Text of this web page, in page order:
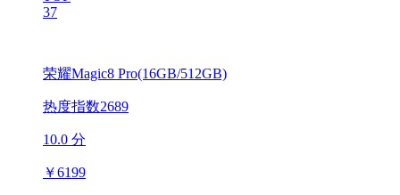
37
荣耀Magic8 Pro(16GB/512GB)
热度指数2689
10.0 分
￥6199